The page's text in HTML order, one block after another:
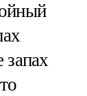
запах